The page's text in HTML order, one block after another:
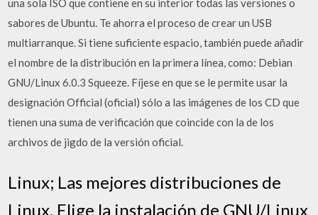
una sola ISO que contiene en su interior todas las versiones o
sabores de Ubuntu. Te ahorra el proceso de crear un USB
multiarranque. Si tiene suficiente espacio, también puede añadir
el nombre de la distribución en la primera línea, como: Debian
GNU/Linux 6.0.3 Squeeze. Fíjese en que se le permite usar la
designación Official (oficial) sólo a las imágenes de los CD que
tienen una suma de verificación que coincide con la de los
archivos de jigdo de la versión oficial.
Linux; Las mejores distribuciones de
Linux. Elige la instalación de GNU/Linux